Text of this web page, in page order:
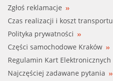
Zgłoś reklamacje
Czas realizacji i koszt transportu
Polityka prywatności
Części samochodowe Kraków
Regulamin Kart Elektronicznych
Najczęściej zadawane pytania